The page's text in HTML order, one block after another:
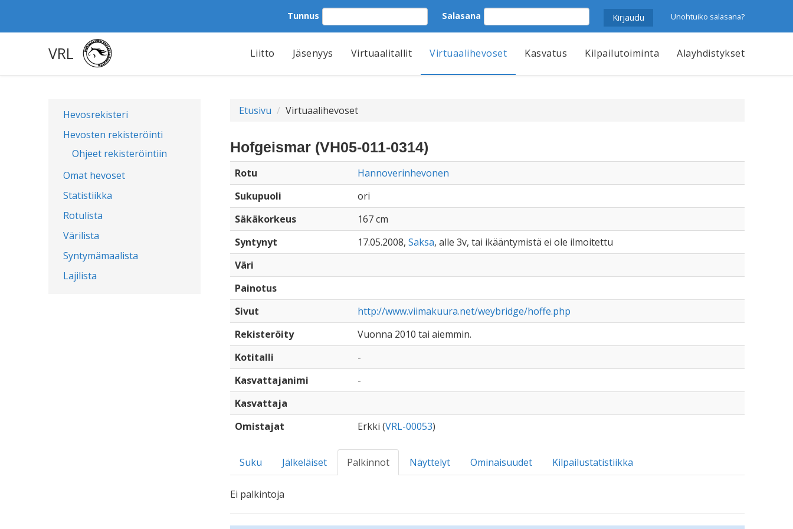
Tunnus Salasana Unohtuiko salasana?
VRL Liitto Jäsenyys Virtuaalitallit Virtuaalihevoset Kasvatus Kilpailutoiminta Alayhdistykset
Hevosrekisteri
Hevosten rekisteröinti
Ohjeet rekisteröintiin
Omat hevoset
Statistiikka
Rotulista
Värilista
Syntymämaalista
Lajilista
Etusivu Virtuaalihevoset
Hofgeismar (VH05-011-0314)
Rotu
Hannoverinhevonen
Sukupuoli
ori
Säkäkorkeus
167 cm
Syntynyt
17.05.2008, Saksa, alle 3v, tai ikääntymistä ei ole ilmoitettu
Väri
Painotus
Sivut
http://www.viimakuura.net/weybridge/hoffe.php
Rekisteröity
Vuonna 2010 tai aiemmin.
Kotitalli
-
Kasvattajanimi
-
Kasvattaja
Omistajat
Erkki (VRL-00053)
Suku Jälkeläiset Palkinnot Näyttelyt Ominaisuudet Kilpailustatistiikka
Ei palkintoja